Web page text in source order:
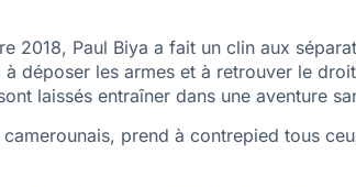
2018, Paul Biya a fait un clin aux
déposer les armes et à retrouver le
laissés entraîner dans une aventure
prend à contrepied tous